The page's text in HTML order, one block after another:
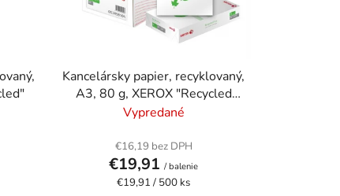
u
k
Kancelársky papier, recyklovaný,
A3, 80 g, XEROX "Recycled
Pure"
Vypredané
€16,19 bez DPH
€19,91/ balenie
Jednotková
€19,91 / 500 ks